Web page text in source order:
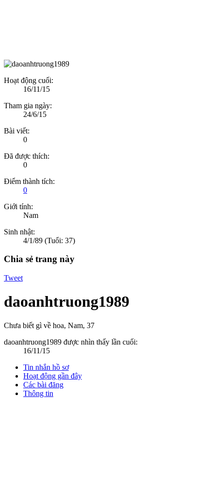
Hoạt động cuối:
16/11/15
Tham gia ngày:
24/6/15
Bài viết:
0
Đã được thích:
0
Điểm thành tích:
0
Giới tính:
Nam
Sinh nhật:
4/1/89 (Tuổi: 37)
Chia sẻ trang này
Tweet
daoanhtruong1989
Chưa biết gì về hoa, Nam, 37
daoanhtruong1989 được nhìn thấy lần cuối:
16/11/15
Tin nhắn hồ sơ
Hoạt động gần đây
Các bài đăng
Thông tin